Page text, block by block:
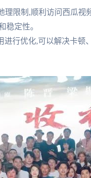
限制,顺利访问西瓜视
稳定性。
行优化,可以解决卡顿